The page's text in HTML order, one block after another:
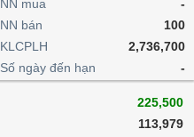
NN mua
-
NN bán
100
KLCPLH
2,736,700
Số ngày đến hạn
-
225,500
113,979